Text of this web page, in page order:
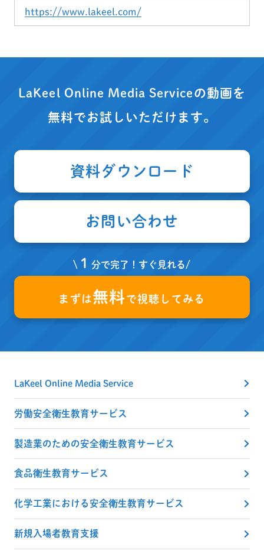
https://www.lakeel.com/
LaKeel Online Media Serviceの動画を
無料でお試しいただけます。
資料ダウンロード
お問い合わせ
\ １分で完了！すぐ見れる/
まずは無料 で視聴してみる
LaKeel Online Media Service
労働安全衛生教育サービス
製造業のための安全衛生教育サービス
食品衛生教育サービス
化学工業における安全衛生教育サービス
新規入場者教育支援